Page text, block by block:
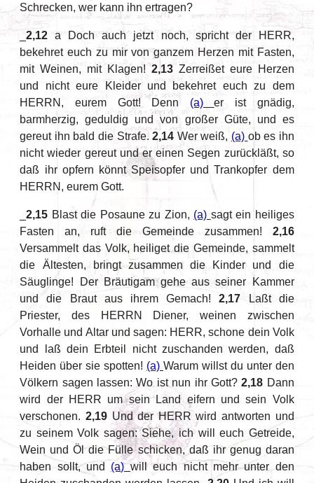
Schrecken, wer kann ihn ertragen?
_2,12 a Doch auch jetzt noch, spricht der HERR,
bekehret euch zu mir von ganzem Herzen mit Fasten,
mit Weinen, mit Klagen!2,13Zerreißet eure Herzen
und nicht eure Kleider und bekehret euch zu dem
HERRN, eurem Gott! Denn (a)er ist gnädig,
barmherzig, geduldig und von großer Güte, und es
gereut ihn bald die Strafe.2,14 Wer weiß, (a) ob es ihn
nicht wieder gereut und er einen Segen zurückläßt, so
daß ihr opfern könnt Speisopfer und Trankopfer dem
HERRN, eurem Gott.
_2,15 Blast die Posaune zu Zion, (a) sagt ein heiliges
Fasten an, ruft die Gemeinde zusammen! 2,16
Versammelt das Volk, heiliget die Gemeinde, sammelt
die Ältesten, bringt zusammen die Kinder und die
Säuglinge! Der Bräutigam gehe aus seiner Kammer
und die Braut aus ihrem Gemach!2,17 Laßt die
Priester, des HERRN Diener, weinen zwischen
Vorhalle und Altar und sagen: HERR, schone dein Volk
und laß dein Erbteil nicht zuschanden werden, daß
Heiden über sie spotten! (a) Warum willst du unter den
Völkern sagen lassen: Wo ist nun ihr Gott?2,18 Dann
wird der HERR um sein Land eifern und sein Volk
verschonen. 2,19Und der HERR wird antworten und
zu seinem Volk sagen: Siehe, ich will euch Getreide,
Wein und Öl die Fülle schicken, daß ihr genug daran
haben sollt, und (a)will euch nicht mehr unter den